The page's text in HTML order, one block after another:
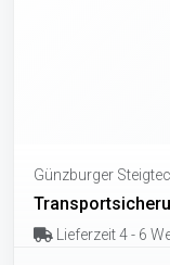
Günzburger
Lieferzeit 4 - 6